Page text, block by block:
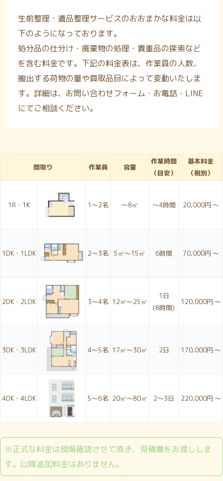
生前整理・遺品整理サービスのおおまかな料金は以
下のようになっております。
処分品の仕分け・廃棄物の処理・貴重品の探索など
を含む料金です。下記の料金表は、作業員の人数、
搬出する荷物の量や買取品目によって変動いたしま
す。詳細は、お問い合わせフォーム・お電話・LINE
にてご相談ください。
間取り 作業員 容量
作業時間
（目安）
基本料金
（税別）
1R・1K 1〜2名 ～8㎥ ～4時間 20,000円 ～
1DK・1LDK 2〜3名 5㎥～15㎥ 6時間 70,000円 ～
2DK・2LDK 3〜4名 12㎥～25㎥
1日
(8時間)
120,000円 ～
3DK・3LDK 4〜5名 17㎥～30㎥ 2日 170,000円 ～
4DK・4LDK 5〜6名 20㎥～80㎥ 2〜3日 220,000円 ～
※正式な料金は現場確認させて頂き、見積書をお渡ししま
す。以降追加料金はありません。